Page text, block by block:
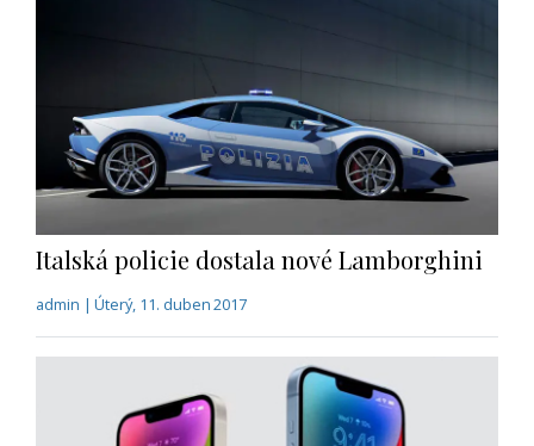
Italská policie dostala nové Lamborghini
admin | Úterý, 11. duben 2017